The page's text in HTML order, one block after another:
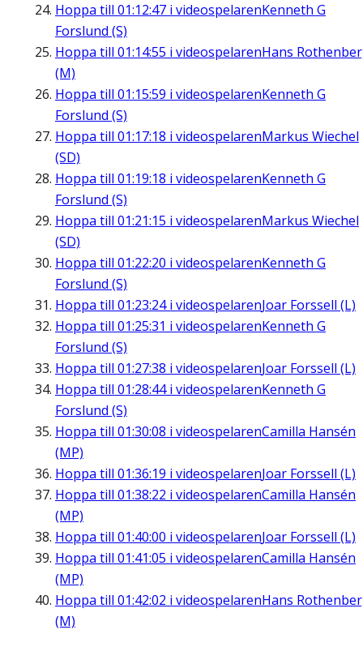
Hoppa till 01:12:47 i videospelarenKenneth G
Forslund (S)
Hoppa till 01:14:55 i videospelarenHans
(M)
Hoppa till 01:15:59 i videospelarenKenneth G
Forslund (S)
Hoppa till 01:17:18 i videospelarenMarkus Wiechel
(SD)
Hoppa till 01:19:18 i videospelarenKenneth G
Forslund (S)
Hoppa till 01:21:15 i videospelarenMarkus Wiechel
(SD)
Hoppa till 01:22:20 i videospelarenKenneth G
Forslund (S)
Hoppa till 01:23:24i videospelarenJoar Forssell (L)
Hoppa till 01:25:31 i videospelarenKenneth G
Forslund (S)
Hoppa till 01:27:38 i videospelarenJoar Forssell (L)
Hoppa till 01:28:44i videospelarenKenneth G
Forslund (S)
Hoppa till 01:30:08 i videospelarenCamilla Hansén
(MP)
Hoppa till 01:36:19 i videospelarenJoar Forssell (L)
Hoppa till 01:38:22 i videospelarenCamilla Hansén
(MP)
Hoppa till 01:40:00 i videospelarenJoar Forssell (L)
Hoppa till 01:41:05 i videospelarenCamilla Hansén
(MP)
Hoppa till 01:42:02 i videospelarenHans
(M)